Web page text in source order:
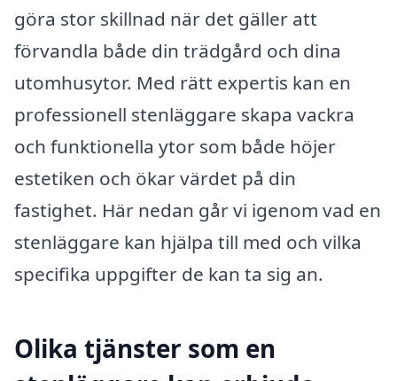
göra stor skillnad när det gäller att
förvandla både din trädgård och dina
utomhusytor. Med rätt expertis kan en
professionell stenläggare skapa vackra
och funktionella ytor som både höjer
estetiken och ökar värdet på din
fastighet. Här nedan går vi igenom vad en
stenläggare kan hjälpa till med och vilka
specifika uppgifter de kan ta sig an.
Olika tjänster som en